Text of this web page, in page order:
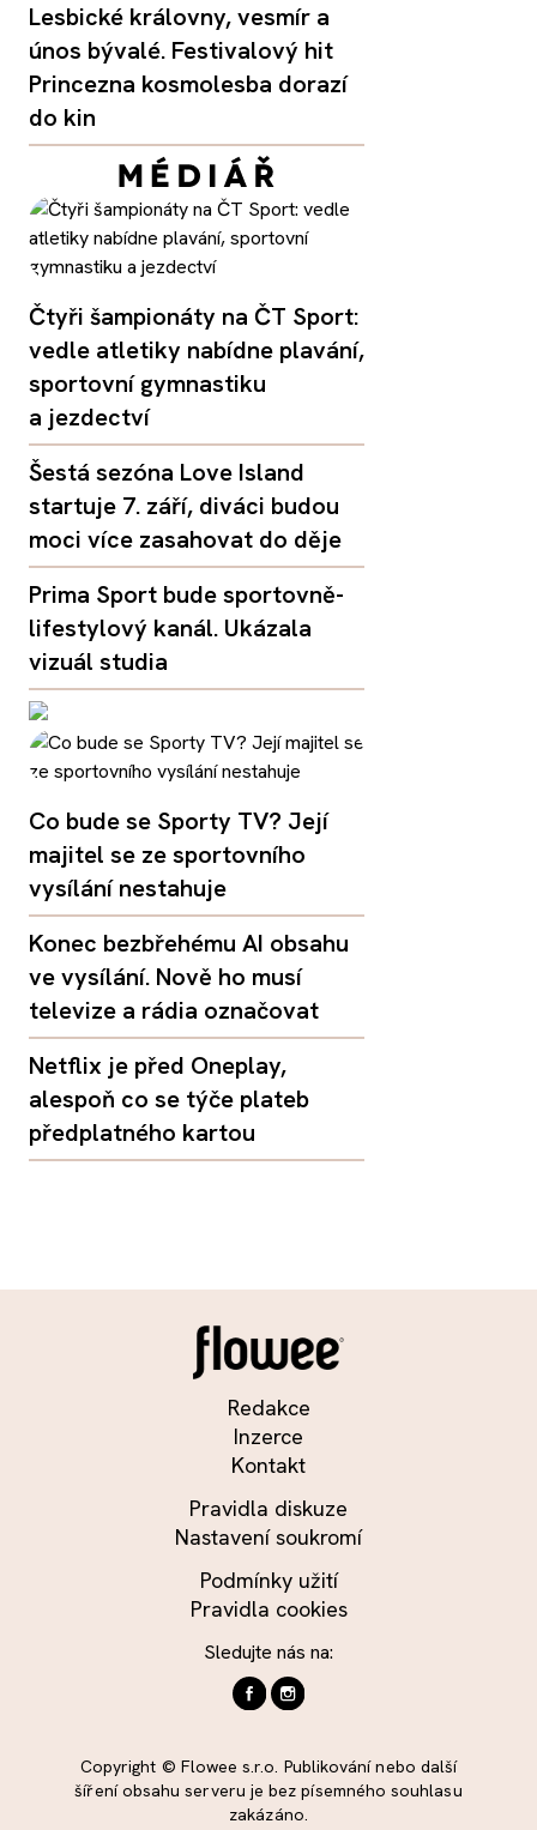
Lesbické královny, vesmír a
únos bývalé. Festivalový hit
Princezna kosmolesba dorazí
do kin
Čtyři šampionáty na ČT Sport:
vedle atletiky nabídne plavání,
sportovní gymnastiku
a jezdectví
Šestá sezóna Love Island
startuje 7. září, diváci budou
moci více zasahovat do děje
Prima Sport bude sportovně-
lifestylový kanál. Ukázala
vizuál studia
Co bude se Sporty TV? Její
majitel se ze sportovního
vysílání nestahuje
Konec bezbřehému AI obsahu
ve vysílání. Nově ho musí
televize a rádia označovat
Netflix je před Oneplay,
alespoň co se týče plateb
předplatného kartou
Redakce
Inzerce
Kontakt
Pravidla diskuze
Nastavení soukromí
Podmínky užití
Pravidla cookies
Sledujte nás na:
Copyright © Flowee s.r.o. Publikování nebo další
šíření obsahu serveru je bez písemného souhlasu
zakázáno.